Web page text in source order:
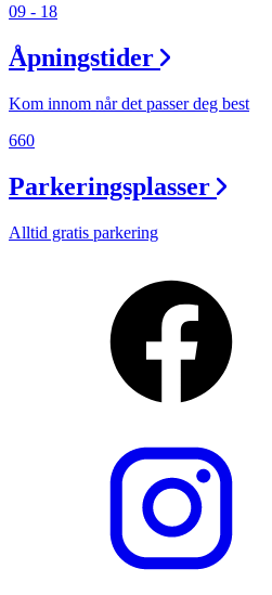
09 - 18
Åpningstider
Kom innom når det passer deg best
660
Parkeringsplasser
Alltid gratis parkering